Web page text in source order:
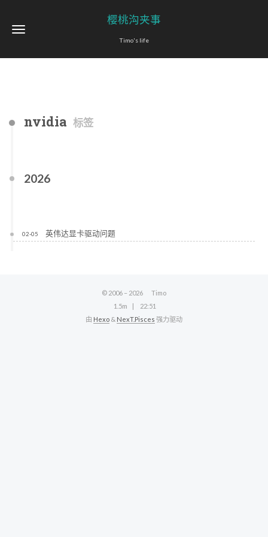
樱桃沟夹事
Timo's life
nvidia 标签
2026
02-05 英伟达显卡驱动问题
© 2006 – 2026
Timo
1.5m
22:51
由 Hexo & NexT.Pisces 强力驱动